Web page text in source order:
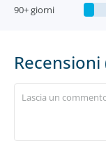
90+ giorni
Recensioni